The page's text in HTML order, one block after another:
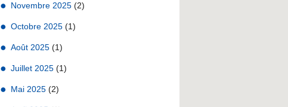
Novembre 2025 (2)
Octobre 2025 (1)
Août 2025 (1)
Juillet 2025 (1)
Mai 2025 (2)